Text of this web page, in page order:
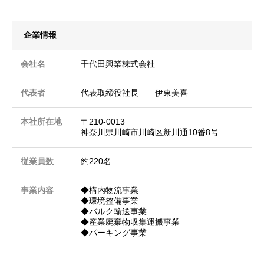
企業情報
会社名 千代田興業株式会社
代表者 代表取締役社長 伊東美喜
本社所在地
〒210-0013
神奈川県川崎市川崎区新川通10番8号
従業員数 約220名
事業内容
◆構内物流事業
◆環境整備事業
◆バルク輸送事業
◆産業廃棄物収集運搬事業
◆パーキング事業